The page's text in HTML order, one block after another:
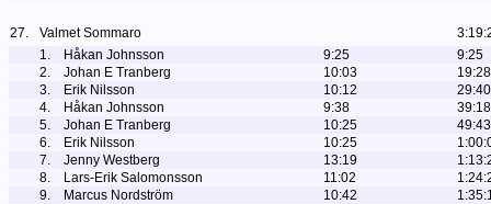
27. Valmet Sommaro
1.
Håkan Johnsson 9:25
9:25
2.
Johan E Tranberg 10:03
19:28
3.
Erik Nilsson 10:12
29:40
4.
Håkan Johnsson 9:38
39:18
5.
Johan E Tranberg 10:25
49:43
6.
Erik Nilsson 10:25
7.
Jenny Westberg 13:19
8.
Lars-Erik Salomonsson 11:02
9.
Marcus Nordström 10:42